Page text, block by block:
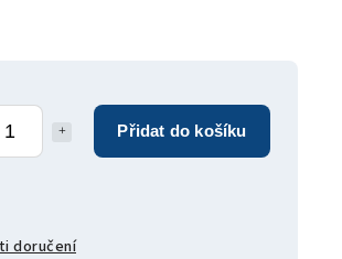
Přidat do košíku
doručení